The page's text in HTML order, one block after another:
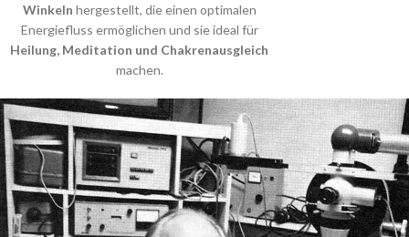
Winkeln hergestellt, die einen optimalen
Energiefluss ermöglichen und sie ideal für
Heilung, Meditation und Chakrenausgleich
machen.